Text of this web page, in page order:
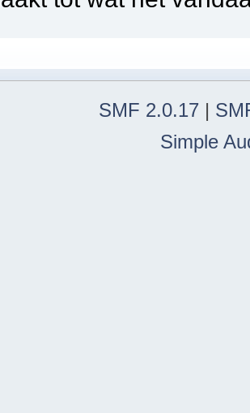
SMF 2.0.17 |
Simple